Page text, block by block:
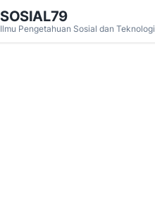
SOSIAL79
Ilmu Pengetahuan Sosial dan Teknologi